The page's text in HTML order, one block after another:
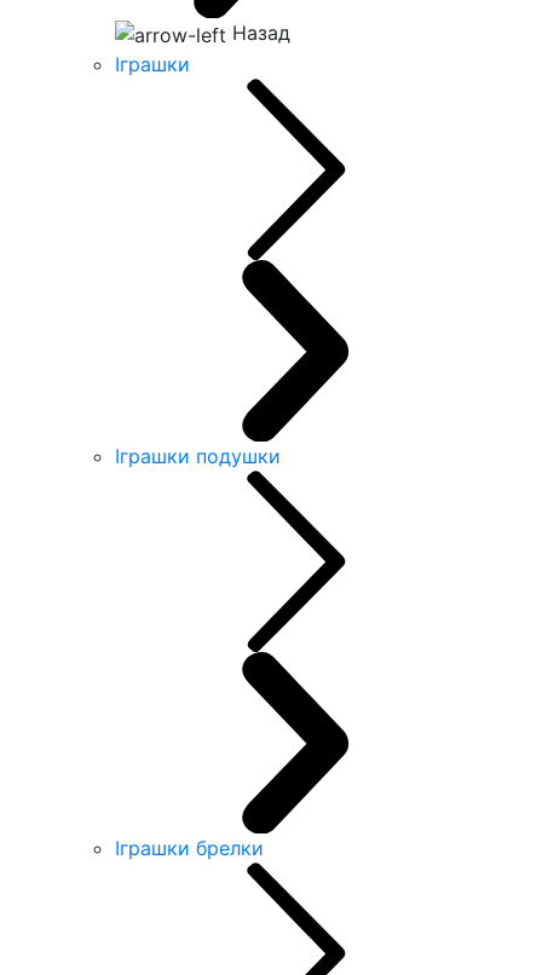
Назад
Іграшки
Іграшки подушки
Іграшки брелки